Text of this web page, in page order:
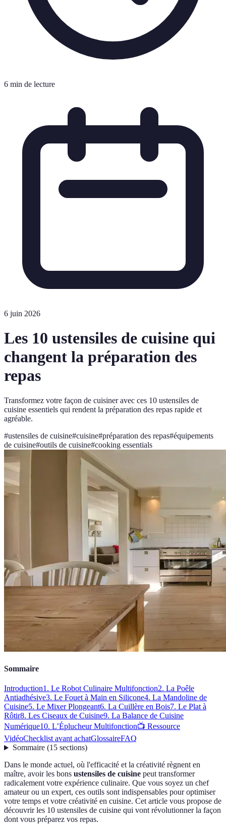
6 min de lecture
6 juin 2026
Les 10 ustensiles de cuisine qui
changent la préparation des
repas
Transformez votre façon de cuisiner avec ces 10 ustensiles de
cuisine essentiels qui rendent la préparation des repas rapide et
agréable.
#ustensiles de cuisine#cuisine#préparation des repas#équipements
de cuisine#outils de cuisine#cooking essentials
Sommaire
Introduction1. Le Robot Culinaire Multifonction2. La Poêle
Antiadhésive3. Le Fouet à Main en Silicone4. La Mandoline de
Cuisine5. Le Mixer Plongeant6. La Cuillère en Bois7. Le Plat à
Rôtir8. Les Ciseaux de Cuisine9. La Balance de Cuisine
Numérique10. L’Éplucheur Multifonction📺 Ressource
VidéoChecklist avant achatGlossaireFAQ
Sommaire(15 sections)
Dans le monde actuel, où l'efficacité et la créativité règnent en
maître, avoir les bons ustensiles de cuisine peut transformer
radicalement votre expérience culinaire. Que vous soyez un chef
amateur ou un expert, ces outils sont indispensables pour optimiser
votre temps et votre créativité en cuisine. Cet article vous propose de
découvrir les 10 ustensiles de cuisine qui vont révolutionner la façon
dont vous préparez vos repas.